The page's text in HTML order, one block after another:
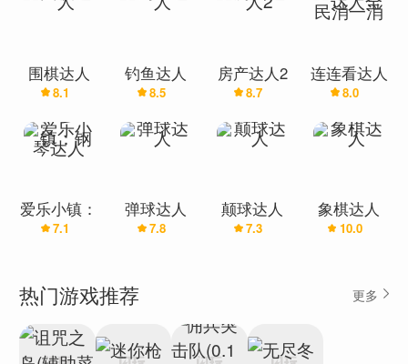
围棋达人
8.1
钓鱼达人
8.5
房产达人2
8.7
连连看达人
全民消一消
8.0
爱乐小镇：
钢琴达人
7.1
弹球达人
7.8
颠球达人
7.3
象棋达人
10.0
热门游戏推荐 更多